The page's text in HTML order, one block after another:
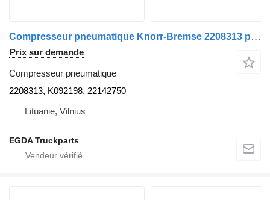
Compresseur pneumatique Knorr-Bremse 2208313 pour tracteur routier Volvo
Prix sur demande
Compresseur pneumatique
2208313, K092198, 22142750
Lituanie, Vilnius
EGDA Truckparts